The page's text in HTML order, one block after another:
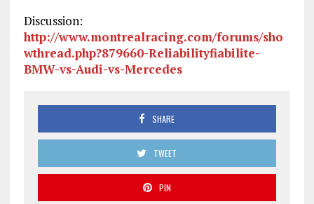
Discussion:
http://www.montrealracing.com/forums/sho
wthread.php?879660-Reliabilityfiabilite-
BMW-vs-Audi-vs-Mercedes
SHARE
TWEET
PIN